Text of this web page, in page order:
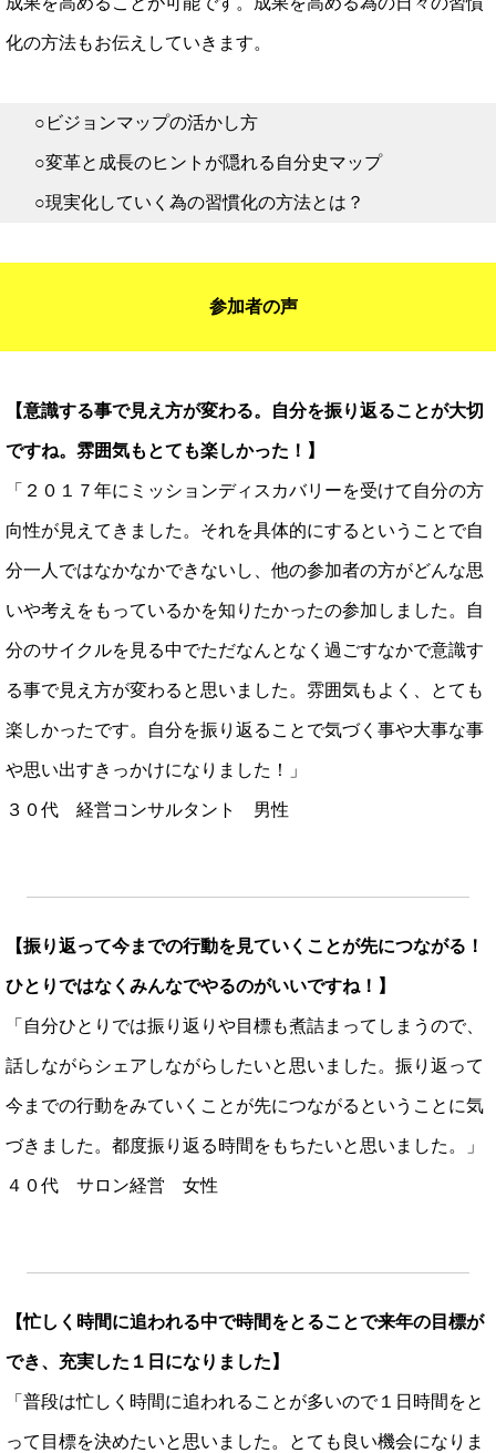
化の方法もお伝えしていきます。
○ビジョンマップの活かし方
○変革と成長のヒントが隠れる自分史マップ
○現実化していく為の習慣化の方法とは？
参加者の声
【意識する事で見え方が変わる。自分を振り返ることが大切
ですね。雰囲気もとても楽しかった！】
「２０１７年にミッションディスカバリーを受けて自分の方
向性が見えてきました。それを具体的にするということで自
分一人ではなかなかできないし、他の参加者の方がどんな思
いや考えをもっているかを知りたかったの参加しました。自
分のサイクルを見る中でただなんとなく過ごすなかで意識す
る事で見え方が変わると思いました。雰囲気もよく、とても
楽しかったです。自分を振り返ることで気づく事や大事な事
や思い出すきっかけになりました！」
３０代 経営コンサルタント 男性
【振り返って今までの行動を見ていくことが先につながる！
ひとりではなくみんなでやるのがいいですね！】
「自分ひとりでは振り返りや目標も煮詰まってしまうので、
話しながらシェアしながらしたいと思いました。振り返って
今までの行動をみていくことが先につながるということに気
づきました。都度振り返る時間をもちたいと思いました。」
４０代 サロン経営 女性
【忙しく時間に追われる中で時間をとることで来年の目標が
でき、充実した１日になりました】
「普段は忙しく時間に追われることが多いので１日時間をと
って目標を決めたいと思いました。とても良い機会になりま